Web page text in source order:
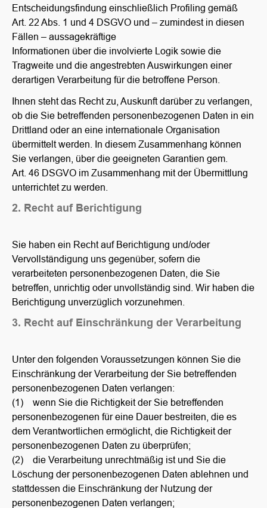
Entscheidungsfindung einschließlich Profiling gemäß
Art. 22 Abs. 1 und 4 DSGVO und – zumindest in diesen
Fällen – aussagekräftige
Informationen über die involvierte Logik sowie die
Tragweite und die angestrebten Auswirkungen einer
derartigen Verarbeitung für die betroffene Person.
Ihnen steht das Recht zu, Auskunft darüber zu verlangen,
ob die Sie betreffenden personenbezogenen Daten in ein
Drittland oder an eine internationale Organisation
übermittelt werden. In diesem Zusammenhang können
Sie verlangen, über die geeigneten Garantien gem.
Art. 46 DSGVO im Zusammenhang mit der Übermittlung
unterrichtet zu werden.
2. Recht auf Berichtigung
Sie haben ein Recht auf Berichtigung und/oder
Vervollständigung uns gegenüber, sofern die
verarbeiteten personenbezogenen Daten, die Sie
betreffen, unrichtig oder unvollständig sind. Wir haben die
Berichtigung unverzüglich vorzunehmen.
3. Recht auf Einschränkung der Verarbeitung
Unter den folgenden Voraussetzungen können Sie die
Einschränkung der Verarbeitung der Sie betreffenden
personenbezogenen Daten verlangen:
(1) wenn Sie die Richtigkeit der Sie betreffenden
personenbezogenen für eine Dauer bestreiten, die es
dem Verantwortlichen ermöglicht, die Richtigkeit der
personenbezogenen Daten zu überprüfen;
(2) die Verarbeitung unrechtmäßig ist und Sie die
Löschung der personenbezogenen Daten ablehnen und
stattdessen die Einschränkung der Nutzung der
personenbezogenen Daten verlangen;